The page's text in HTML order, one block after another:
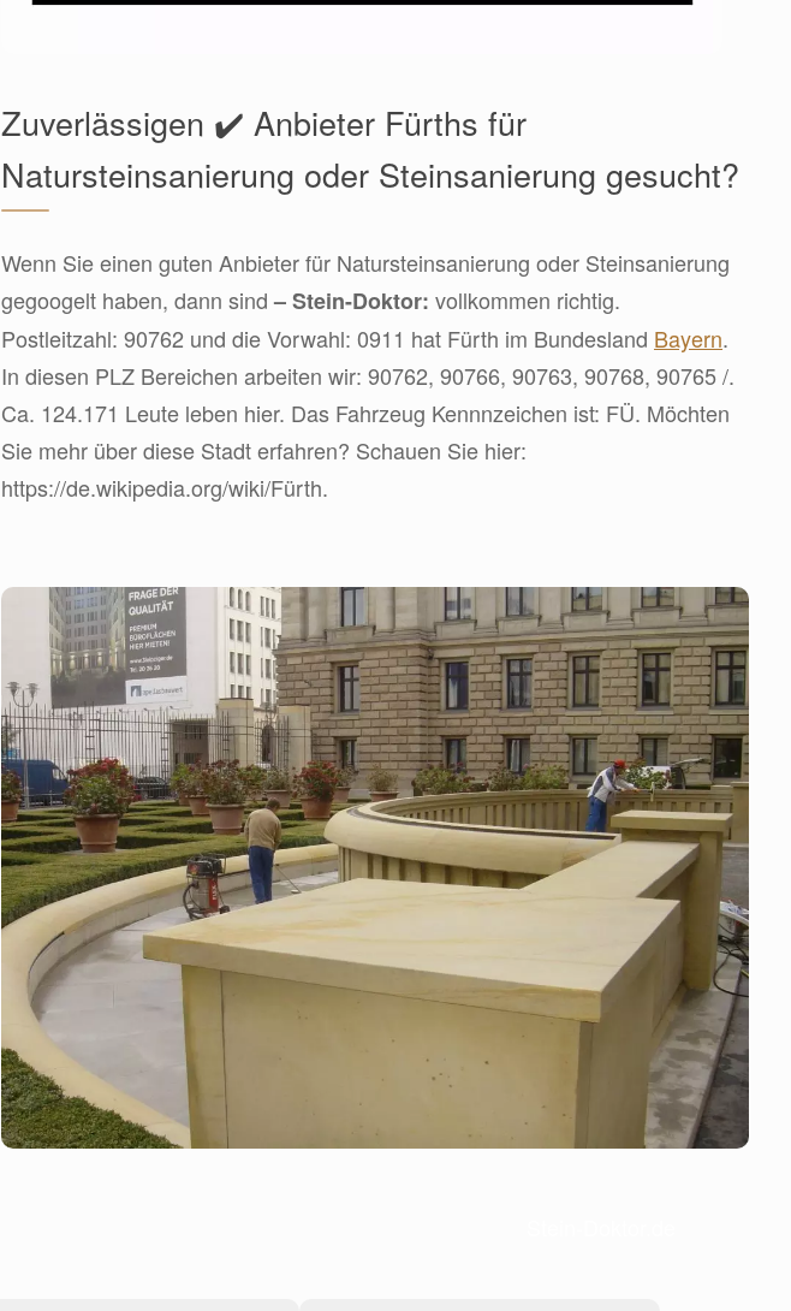
Zuverlässigen ✔️ Anbieter Fürths für
Natursteinsanierung oder Steinsanierung gesucht?
Wenn Sie einen guten Anbieter für Natursteinsanierung oder Steinsanierung
gegoogelt haben, dann sind– Stein-Doktor: vollkommen richtig.
Postleitzahl: 90762 und die Vorwahl: 0911 hat Fürth im Bundesland Bayern.
In diesen PLZ Bereichen arbeiten wir: 90762, 90766, 90763, 90768, 90765 /.
Ca. 124.171 Leute leben hier. Das Fahrzeug Kennnzeichen ist: FÜ. Möchten
Sie mehr über diese Stadt erfahren? Schauen Sie hier:
https://de.wikipedia.org/wiki/Fürth.